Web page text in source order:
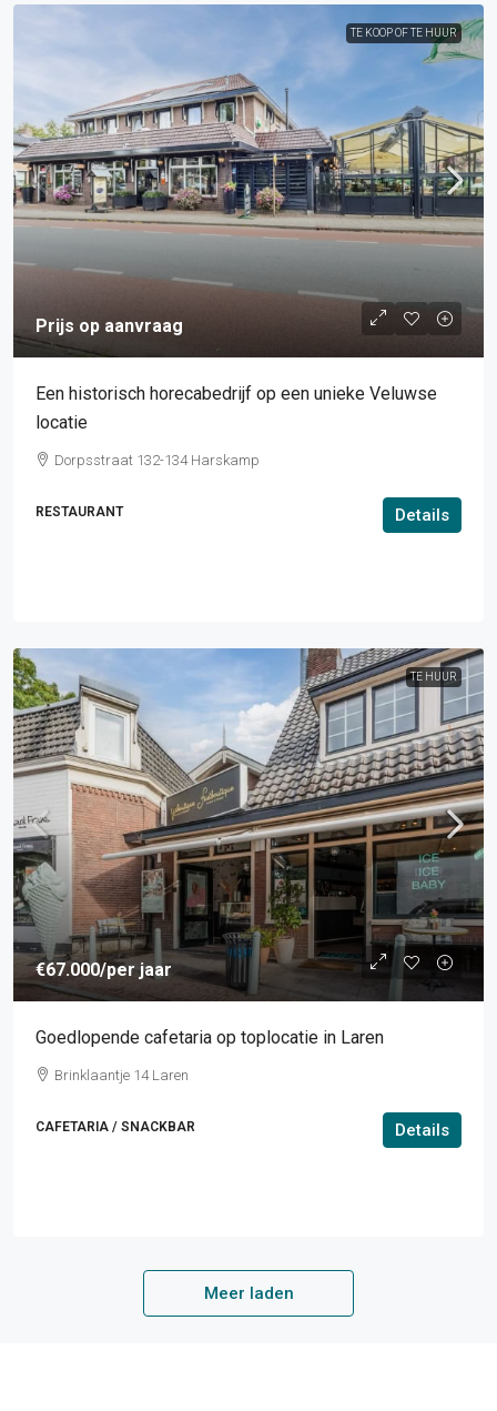
TE KOOP OF TE HUUR
Prijs op aanvraag
Een historisch horecabedrijf op een unieke Veluwse
locatie
Dorpsstraat 132-134 Harskamp
RESTAURANT Details
TE HUUR
€67.000/per jaar
Goedlopende cafetaria op toplocatie in Laren
Brinklaantje 14 Laren
CAFETARIA / SNACKBAR Details
Meer laden